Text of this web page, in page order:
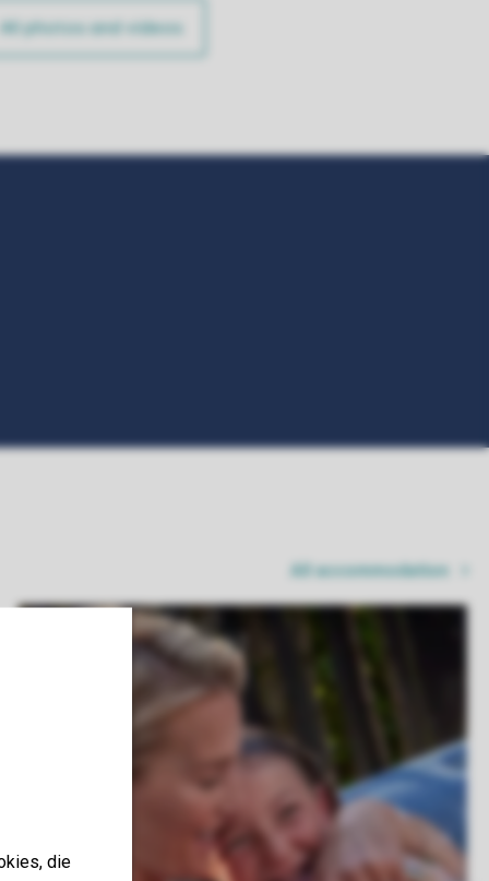
die
All photos and videos
All accommodation